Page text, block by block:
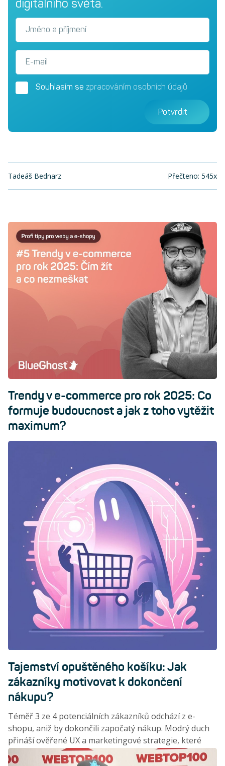
digitálního světa.
Jméno a příjmení
E-mail
Souhlasím se zpracováním osobních údajů
Potvrdit
Tadeáš Bednarz Přečteno: 545x
Trendy v e-commerce pro rok 2025: Co
formuje budoucnost a jak z toho vytěžit
maximum?
Tajemství opuštěného košíku: Jak
zákazníky motivovat k dokončení
nákupu?
Téměř 3 ze 4 potenciálních zákazníků odchází z e-
shopu, aniž by dokončili započatý nákup. Modrý duch
přináší ověřené UX a marketingové strategie, které
pomohou opouštění košíku zamezit.